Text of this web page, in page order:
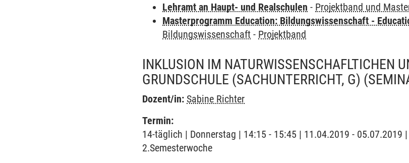
Lehramt an Haupt- und Realschulen - Projektband und
Masterprogramm Education: Bildungswissenschaft -
Bildungswissenschaft - Projektband
INKLUSION IM NATURWISSENSCHAFLTICHEN
GRUNDSCHULE (SACHUNTERRICHT, G)
Dozent/in: Sabine Richter
Termin:
14-täglich | Donnerstag | 14:15 - 15:45 | 11.04.2019 - 05.07.2019
2.Semesterwoche